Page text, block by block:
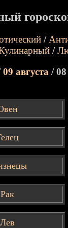
/
/
09 августа /
Рак
Лев